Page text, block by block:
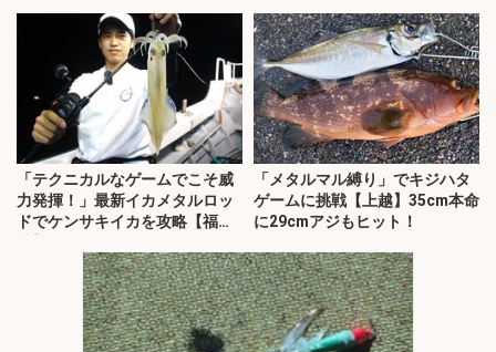
「テクニカルなゲームでこそ威
力発揮！」最新イカメタルロッ
ドでケンサキイカを攻略【福
「メタルマル縛り」でキジハタ
ゲームに挑戦【上越】35cm本命
に29cmアジもヒット！